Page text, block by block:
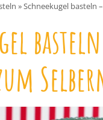
»Schneekugel basteln